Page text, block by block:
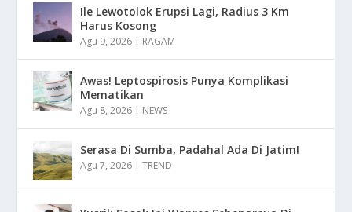
Ile Lewotolok Erupsi Lagi, Radius 3 Km
Harus Kosong
Agu 9, 2026 | RAGAM
Awas! Leptospirosis Punya Komplikasi
Mematikan
Agu 8, 2026 | NEWS
Serasa Di Sumba, Padahal Ada Di Jatim!
Agu 7, 2026 |TREND